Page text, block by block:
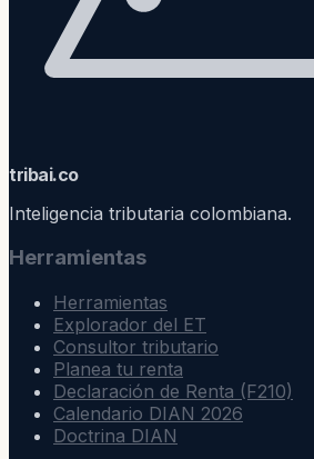
tribai.co
Inteligencia tributaria colombiana.
Herramientas
Herramientas
Explorador del ET
Consultor tributario
Planea tu renta
Declaración de Renta (F210)
Calendario DIAN 2026
Doctrina DIAN